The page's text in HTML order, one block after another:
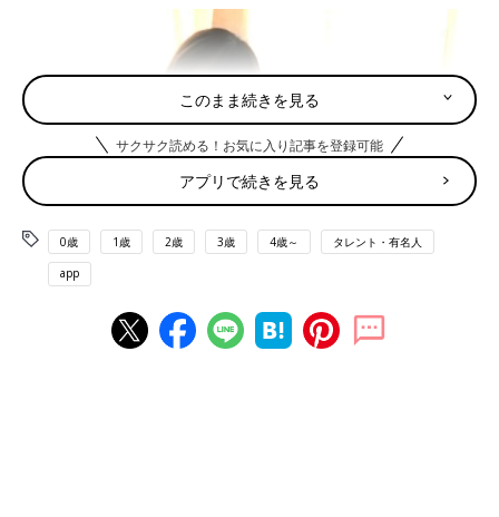
このまま続きを見る
サクサク読める！お気に入り記事を登録可能
アプリで続きを見る
0歳 1歳 2歳 3歳 4歳～ タレント・有名人
app